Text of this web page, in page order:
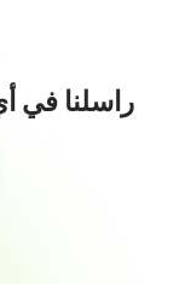
راسلنا في